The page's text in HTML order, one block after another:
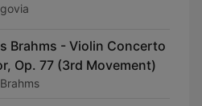
Brahms - Violin Concerto
Op. 77 (3rd Movement)